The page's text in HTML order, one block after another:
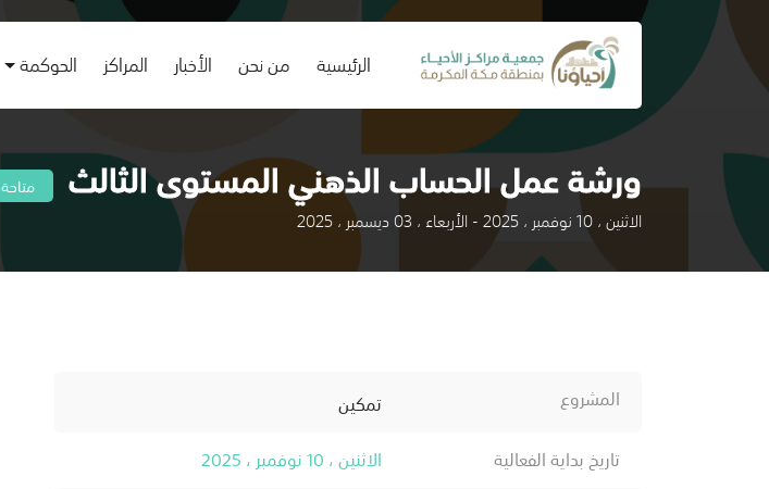
الرئيسية
(current) من نحن الأخبار المراكز الحوكمة
ورشة عمل الحساب الذهني المستوى الثالث متاحة
الاثنين ، 10 نوفمبر ، 2025 - الأربعاء ، 03 ديسمبر ، 2025
المشروع
تمكين
تاريخ بداية الفعالية
الاثنين ، 10 نوفمبر ، 2025